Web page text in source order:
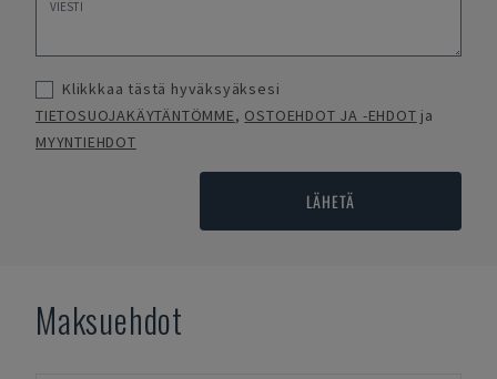
Klikkkaa tästä hyväksyäksesi
TIETOSUOJAKÄYTÄNTÖMME, OSTOEHDOT JA -EHDOT ja
MYYNTIEHDOT
LÄHETÄ
Maksuehdot